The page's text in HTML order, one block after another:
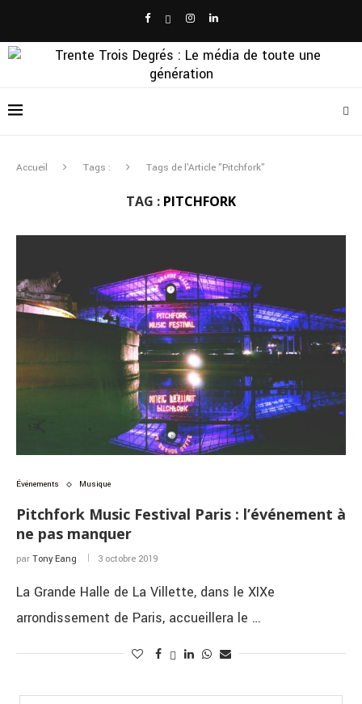
Accueil Tags : Tags de l'Article "Pitchfork"
TAG : PITCHFORK
Événements Musique
Pitchfork Music Festival Paris : l’événement à
ne pas manquer
par Tony Eang 3 octobre 2019
La Grande Halle de La Villette, dans le XIXe
arrondissement de Paris, accueillera le …